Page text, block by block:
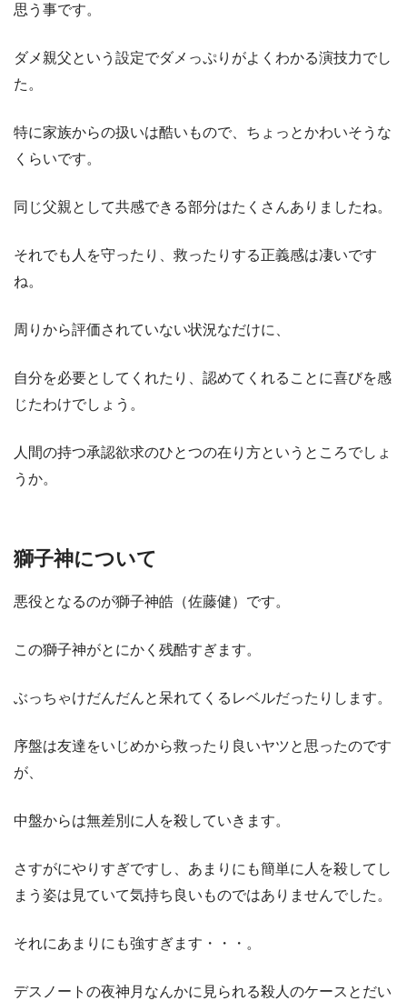
思う事です。
ダメ親父という設定でダメっぷりがよくわかる演技力でし
た。
特に家族からの扱いは酷いもので、ちょっとかわいそうな
くらいです。
同じ父親として共感できる部分はたくさんありましたね。
それでも人を守ったり、救ったりする正義感は凄いです
ね。
周りから評価されていない状況なだけに、
自分を必要としてくれたり、認めてくれることに喜びを感
じたわけでしょう。
人間の持つ承認欲求のひとつの在り方というところでしょ
うか。
獅子神について
悪役となるのが獅子神皓（佐藤健）です。
この獅子神がとにかく残酷すぎます。
ぶっちゃけだんだんと呆れてくるレベルだったりします。
序盤は友達をいじめから救ったり良いヤツと思ったのです
が、
中盤からは無差別に人を殺していきます。
さすがにやりすぎですし、あまりにも簡単に人を殺してし
まう姿は見ていて気持ち良いものではありませんでした。
それにあまりにも強すぎます・・・。
デスノートの夜神月なんかに見られる殺人のケースとだい